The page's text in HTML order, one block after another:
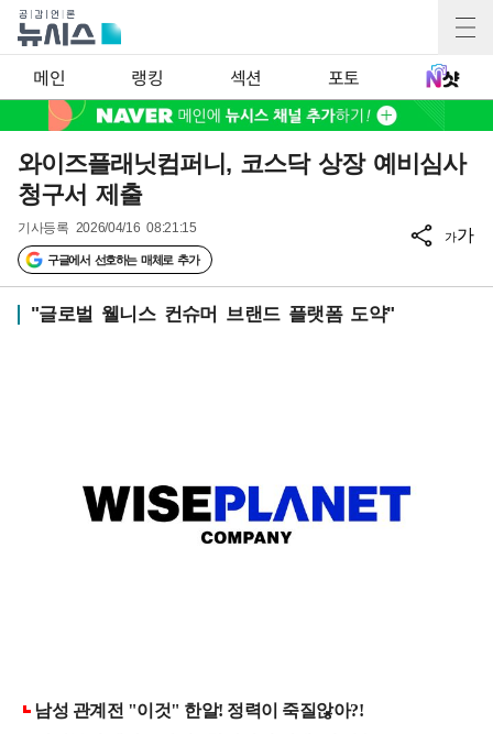
메인 랭킹 섹션 포토
와이즈플래닛컴퍼니, 코스닥 상장 예비심사
청구서 제출
기사등록 2026/04/16 08:21:15
구글에서 선호하는 매체로 추가
가가
"글로벌 웰니스 컨슈머 브랜드 플랫폼 도약"